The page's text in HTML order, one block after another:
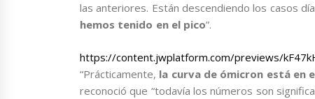
las anteriores. Están descendiendo los casos
hemos tenido en el pico”.
https://content.jwplatform.com/previews/
“Prácticamente, la curva de ómicron está en
reconoció que “todavía los números son